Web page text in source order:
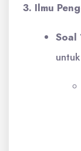
3. Ilmu
Soal